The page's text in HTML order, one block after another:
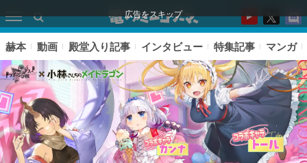
広告をスキップ
赫本 動画 殿堂入り記事 インタビュー 特集記事 マンガ